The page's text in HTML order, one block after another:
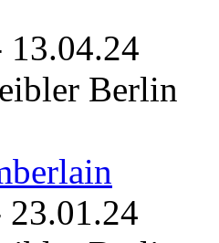
13.04.24
Berlin
23.01.24